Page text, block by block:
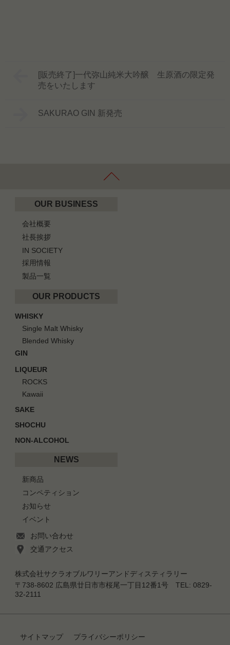
[販売終了]一代弥山純米大吟醸 生原酒の限定発
売をいたします
SAKURAO GIN 新発売
OUR BUSINESS
会社概要
社長挨拶
IN SOCIETY
採用情報
製品一覧
OUR PRODUCTS
WHISKY
Single Malt Whisky
Blended Whisky
GIN
LIQUEUR
ROCKS
Kawaii
SAKE
SHOCHU
NON-ALCOHOL
NEWS
新商品
コンペティション
お知らせ
イベント
お問い合わせ
交通アクセス
株式会社サクラオブルワリーアンドディスティラリー
〒738-8602 広島県廿日市市桜尾一丁目12番1号 TEL: 0829-
32-2111
サイトマップ プライバシーポリシー